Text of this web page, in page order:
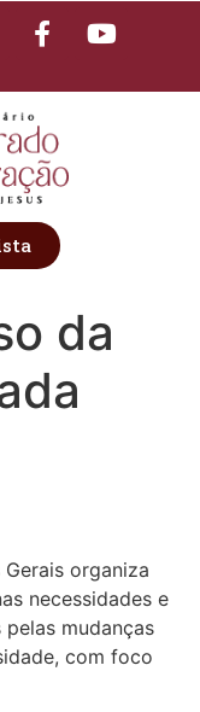
da
organiza
necessidades e
mudanças
com foco